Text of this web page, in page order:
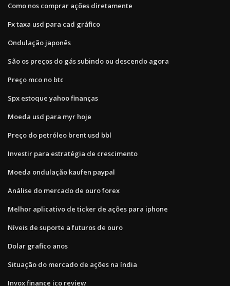
Como nos comprar ações diretamente
Fx taxa usd para cad gráfico
Ondulação japonês
São os preços do gás subindo ou descendo agora
Preço mco no btc
Spx estoque yahoo finanças
Moeda usd para myr hoje
Preço do petróleo brent usd bbl
Investir para estratégia de crescimento
Moeda ondulação kaufen paypal
Análise do mercado de ouro forex
Melhor aplicativo de ticker de ações para iphone
Níveis de suporte a futuros de ouro
Dolar grafico anos
Situação do mercado de ações na índia
Invox finance ico review